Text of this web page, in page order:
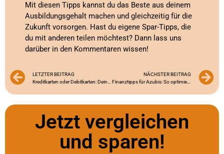
Mit diesen Tipps kannst du das Beste aus deinem
Ausbildungsgehalt machen und gleichzeitig für die
Zukunft vorsorgen. Hast du eigene Spar-Tipps, die
du mit anderen teilen möchtest? Dann lass uns
darüber in den Kommentaren wissen!
LETZTER BEITRAG
NÄCHSTER BEITRAG
Finanztipps für Azubis: So optimierst du deine Geldverwaltung
Jetzt vergleichen
und sparen!